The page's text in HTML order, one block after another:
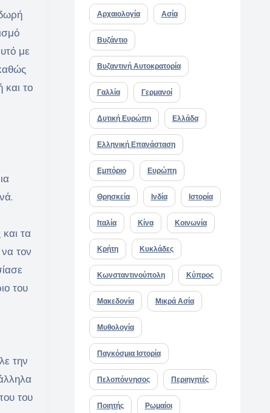
με
και το
τα
τον
του
την
του
Αρχαιολογία Ασία
Βυζάντιο
Βυζαντινή Αυτοκρατορία
Γαλλία Γερμανοί
Δυτική Ευρώπη Ελλάδα
Ελληνική Επανάσταση
Εμπόριο Ευρώπη
Θρησκεία Ινδία Ιστορία
Ιταλία Κίνα Κοινωνία
Κρήτη Κυκλάδες
Κωνσταντινούπολη Κύπρος
Μακεδονία Μικρά Ασία
Μυθολογία
Παγκόσμια Ιστορία
Πελοπόννησος Περιηγητές
Ποιητής Ρωμαίοι